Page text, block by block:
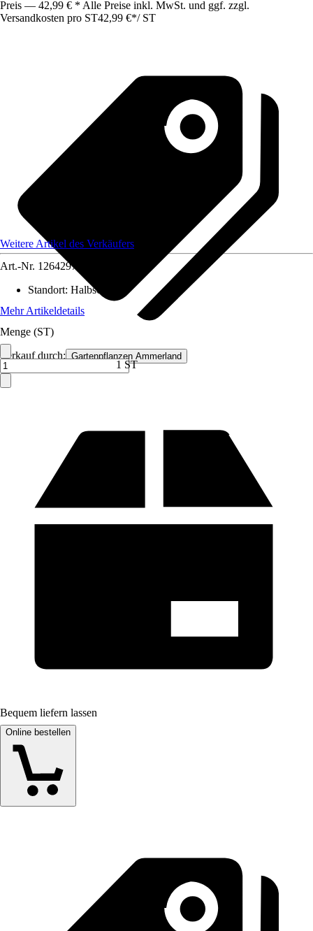
Preis — 42,99 € * Alle Preise inkl. MwSt. und ggf. zzgl.
Versandkosten pro ST42,99 €*/ ST
Verkauf durch: Gartenpflanzen Ammerland
Weitere Artikel des Verkäufers
Art.-Nr. 12642974
Standort: Halbschatten
Mehr Artikeldetails
Menge (ST)
1 ST
Bequem liefern lassen
Online bestellen